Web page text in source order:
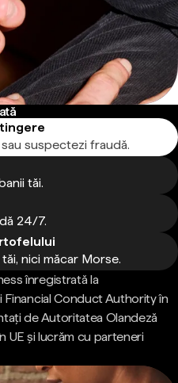
suspectezi fraudă.
tăi.
24/7.
nici măcar Morse.
înregistrată la
Financial Conduct Authority în
de Autoritatea Olandeză
UE și lucrăm cu parteneri